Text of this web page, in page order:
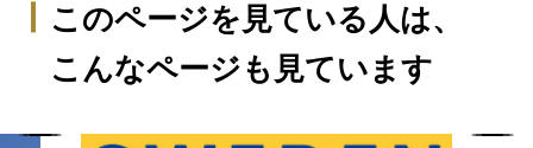
このページを見ている人は、
こんなページも見ています